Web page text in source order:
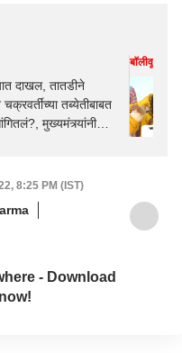
दाखल, तातडीने
तब्येतीबाबत
मुख्यमंत्र्यांनी
बॉलीवूड
8:25 PM (IST)
- Download
now!